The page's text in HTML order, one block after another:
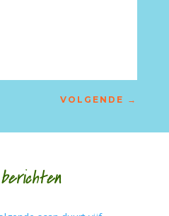
VOLGENDE →